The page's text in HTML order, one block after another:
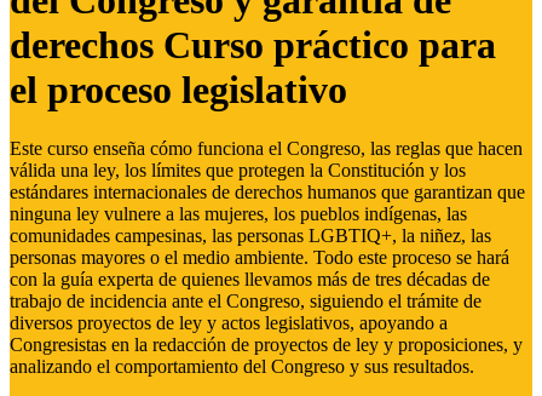
derechos Curso práctico para
el proceso legislativo
Este curso enseña cómo funciona el Congreso, las reglas que hacen
válida una ley, los límites que protegen la Constitución y los
estándares internacionales de derechos humanos que garantizan que
ninguna ley vulnere a las mujeres, los pueblos indígenas, las
comunidades campesinas, las personas LGBTIQ+, la niñez, las
personas mayores o el medio ambiente. Todo este proceso se hará
con la guía experta de quienes llevamos más de tres décadas de
trabajo de incidencia ante el Congreso, siguiendo el trámite de
diversos proyectos de ley y actos legislativos, apoyando a
Congresistas en la redacción de proyectos de ley y proposiciones, y
analizando el comportamiento del Congreso y sus resultados.